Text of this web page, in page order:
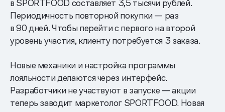
в SPORTFOOD составляет 3,5 тысячи рублей.
Периодичность повторной покупки — раз
в 90 дней. Чтобы перейти с первого на второй
уровень участия, клиенту потребуется 3 заказа.
Новые механики и настройка программы
лояльности делаются через интерфейс.
Разработчики не участвуют в запуске — акции
теперь заводит маркетолог SPORTFOOD. Новая